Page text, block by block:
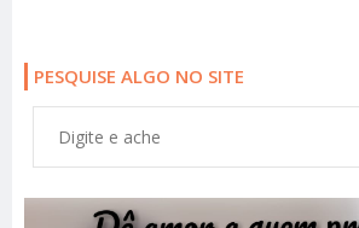
PESQUISE ALGO NO SITE